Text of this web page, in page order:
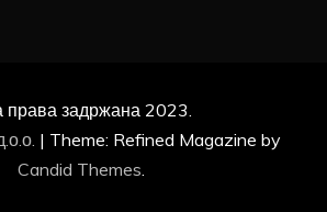
права задржана 2023.
| Theme: Refined Magazine by
Candid Themes.